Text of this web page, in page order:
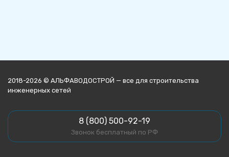
2018-2026 © АЛЬФАВОДОСТРОЙ — все для строительства
инженерных сетей
8 (800) 500-92-19
Звонок бесплатный по РФ